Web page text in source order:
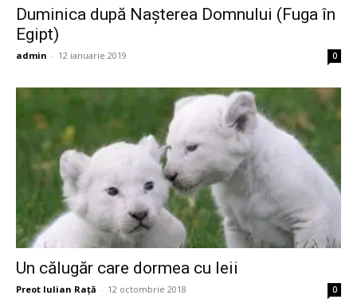
Duminica după Naşterea Domnului (Fuga în
Egipt)
admin - 12 ianuarie 2019 0
Un călugăr care dormea cu leii
Preot Iulian Raţă - 12 octombrie 2018 0